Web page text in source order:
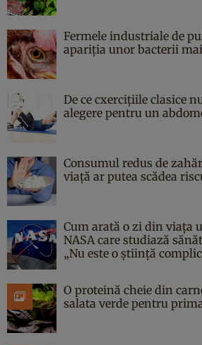
Fermele industriale de
apariția unor bacterii
De ce cxercițiile clasice
alegere pentru un
Consumul redus de
viață ar putea scădea
Cum arată o zi din viața
NASA care studiază
„Nu este o știință
O proteină cheie din
salata verde pentru